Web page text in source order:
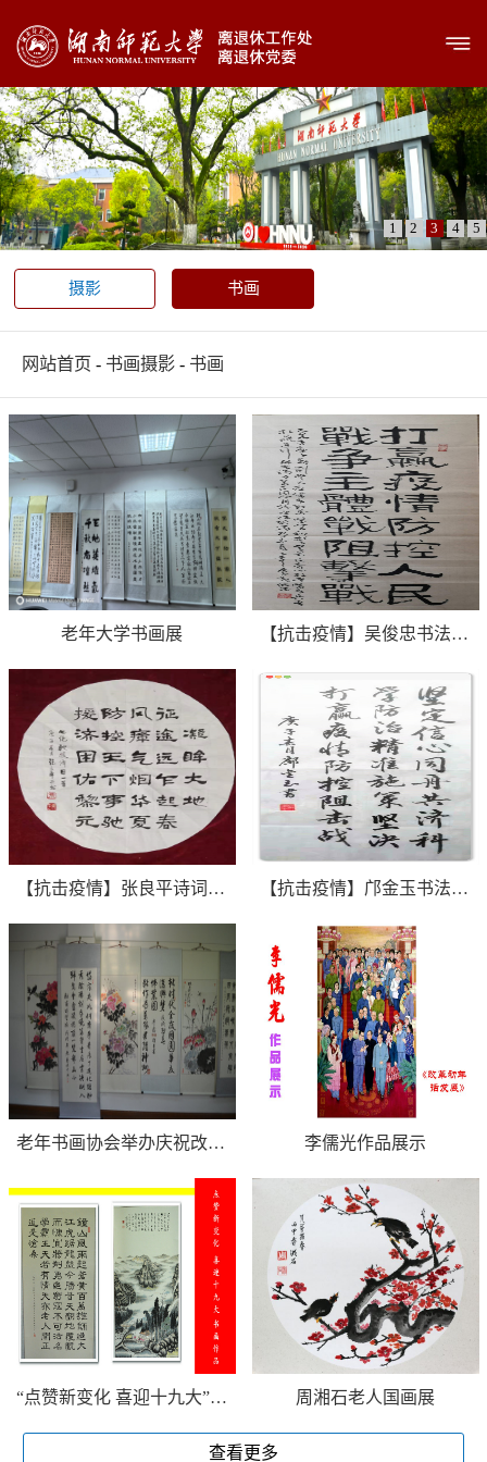
1 2 3 4 5
摄影 书画
网站首页 - 书画摄影 - 书画
老年大学书画展 【抗击疫情】吴俊忠书法作品欣赏
【抗击疫情】张良平诗词书法作品欣赏 【抗击疫情】邝金玉书法作品欣赏
老年书画协会举办庆祝改革开放40周年书画展览 李儒光作品展示
“点赞新变化 喜迎十九大”书画作品展 周湘石老人国画展
查看更多